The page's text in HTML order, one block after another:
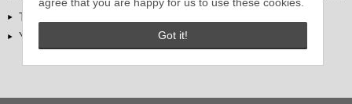
Got it!
Thông tin về doanh nghiệp
YUTAKA Inc.